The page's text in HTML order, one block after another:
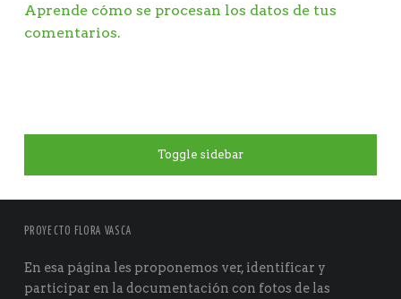
Aprende cómo se procesan los datos de tus
comentarios.
Toggle sidebar
PROYECTO FLORA VASCA
En esa página les proponemos ver, identificar y
participar en la documentación con fotos de las